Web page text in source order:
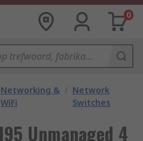
0
Networking &
WiFi
/ Network
Switches
Unmanaged 4